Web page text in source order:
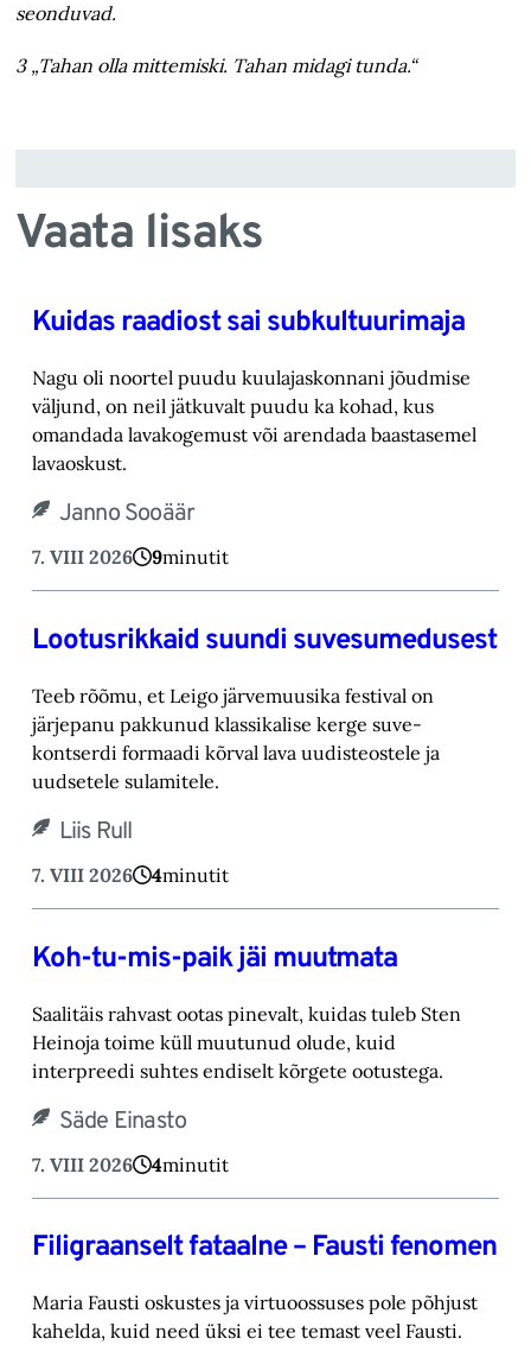
seonduvad.
3 „Tahan olla mittemiski. Tahan midagi tunda.“
Vaata lisaks
Kuidas raadiost sai subkultuurimaja
Nagu oli noortel puudu kuulajaskonnani jõudmise
väljund, on neil jätkuvalt puudu ka kohad, ‎kus
omandada lavakogemust või arendada baastasemel
lavaoskust.‎
Janno Sooäär
7. VIII 2026 9minutit
Lootusrikkaid suundi suvesumedusest
Teeb rõõmu, et Leigo järvemuusika festival on
järjepanu pakkunud klassikalise kerge suve-‎
kontserdi formaadi kõrval lava uudisteostele ja
uudsetele sulamitele.‎
Liis Rull
7. VIII 2026 4minutit
Koh-tu-mis-paik jäi muutmata
Saalitäis rahvast ootas pinevalt, kuidas tuleb Sten
Heinoja toime küll muutunud olude, kuid
‎interpreedi suhtes endiselt kõrgete ootustega.‎
Säde Einasto
7. VIII 2026 4minutit
Filigraanselt fataalne – Fausti fenomen
Maria Fausti oskustes ja virtuoossuses pole põhjust
kahelda, kuid need üksi ei tee temast ‎veel Fausti.